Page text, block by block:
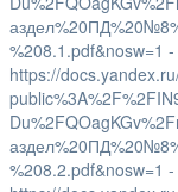
%208.1.pdf&nosw=1
https://